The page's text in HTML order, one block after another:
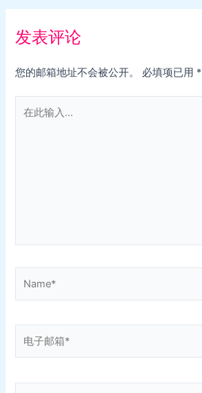
发表评论
您的邮箱地址不会被公开。 必填项已用 *
箱